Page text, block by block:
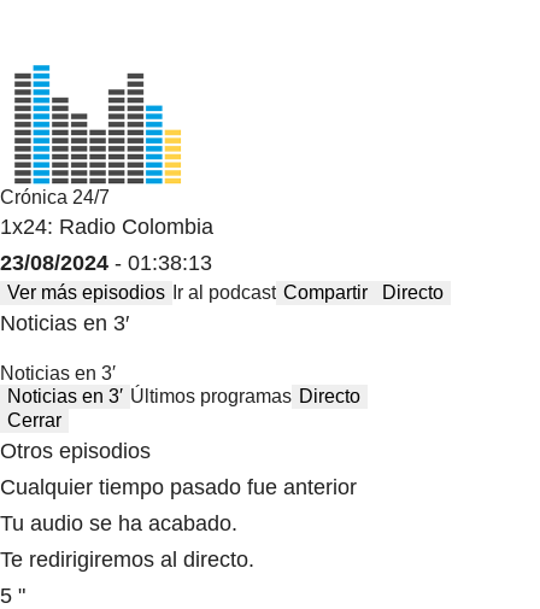
Crónica 24/7
1x24: Radio Colombia
23/08/2024 - 01:38:13
Ver más episodios Ir al podcast Compartir Directo
Noticias en 3′
Noticias en 3′
Noticias en 3′ Últimos programas Directo
Cerrar
Otros episodios
Cualquier tiempo pasado fue anterior
Tu audio se ha acabado.
Te redirigiremos al directo.
5 "